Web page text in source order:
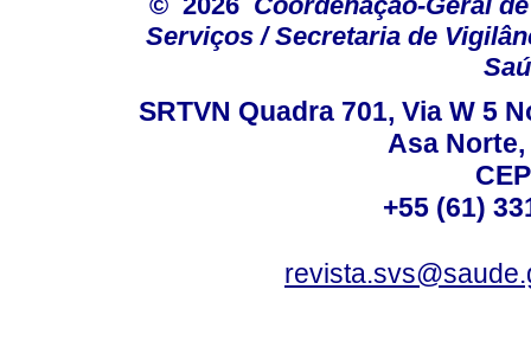
Serviços / Secretaria de
SRTVN Quadra 701, Via W 5
Asa
+55 (61)